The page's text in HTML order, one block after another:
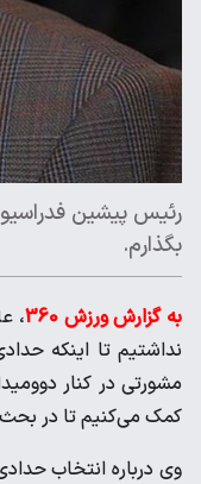
رئیس پیشین
بگذارم.
به گزارش ورزش 360
،
نداشتیم تا اینکه
مشورتی در کنار
کمک می‌کنیم تا در بحث
وی درباره انتخاب